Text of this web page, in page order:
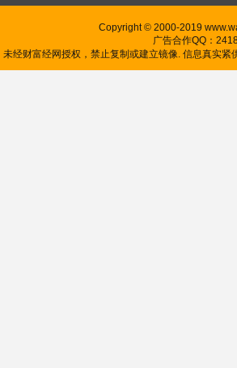
Copyright © 2000-2019
广告合作QQ：
未经财富经网授权，禁止复制或建立镜像. 信息真实